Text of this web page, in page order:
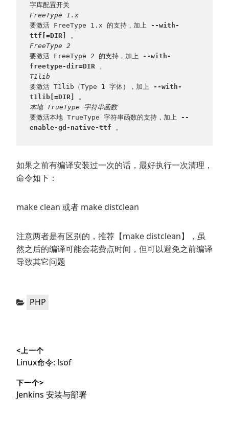
字库配置开关
FreeType 1.x
要激活 FreeType 1.x 的支持，加上
--with-
ttf[=DIR]
。
FreeType 2
要激活 FreeType 2 的支持，加上
--with-
freetype-dir=DIR 。
T1lib
要激活 T1lib（Type 1 字体），加上
--with-
t1lib[=DIR]
。
本地 TrueType 字符串函数
要激活本地 TrueType 字符串函数的支持，加上
--
enable-gd-native-ttf 。
如果之前有编译安装过一次的话，最好执行一次清理，
命令如下：
make clean 或者 make distclean
注意两者是有区别的，推荐【make distclean】，虽
然之后的编译可能会花费点时间，但可以避免之前编译
导致其它问题
分
PHP
章
导
航
<上一个
上
文
章：
Linux命令: lsof
下一个>
下
Jenkins 安装与部署